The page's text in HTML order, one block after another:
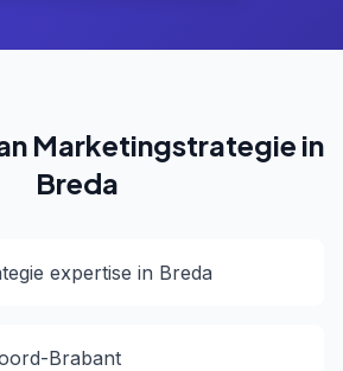
Marketingstrategie in
Breda
expertise in Breda
Brabant